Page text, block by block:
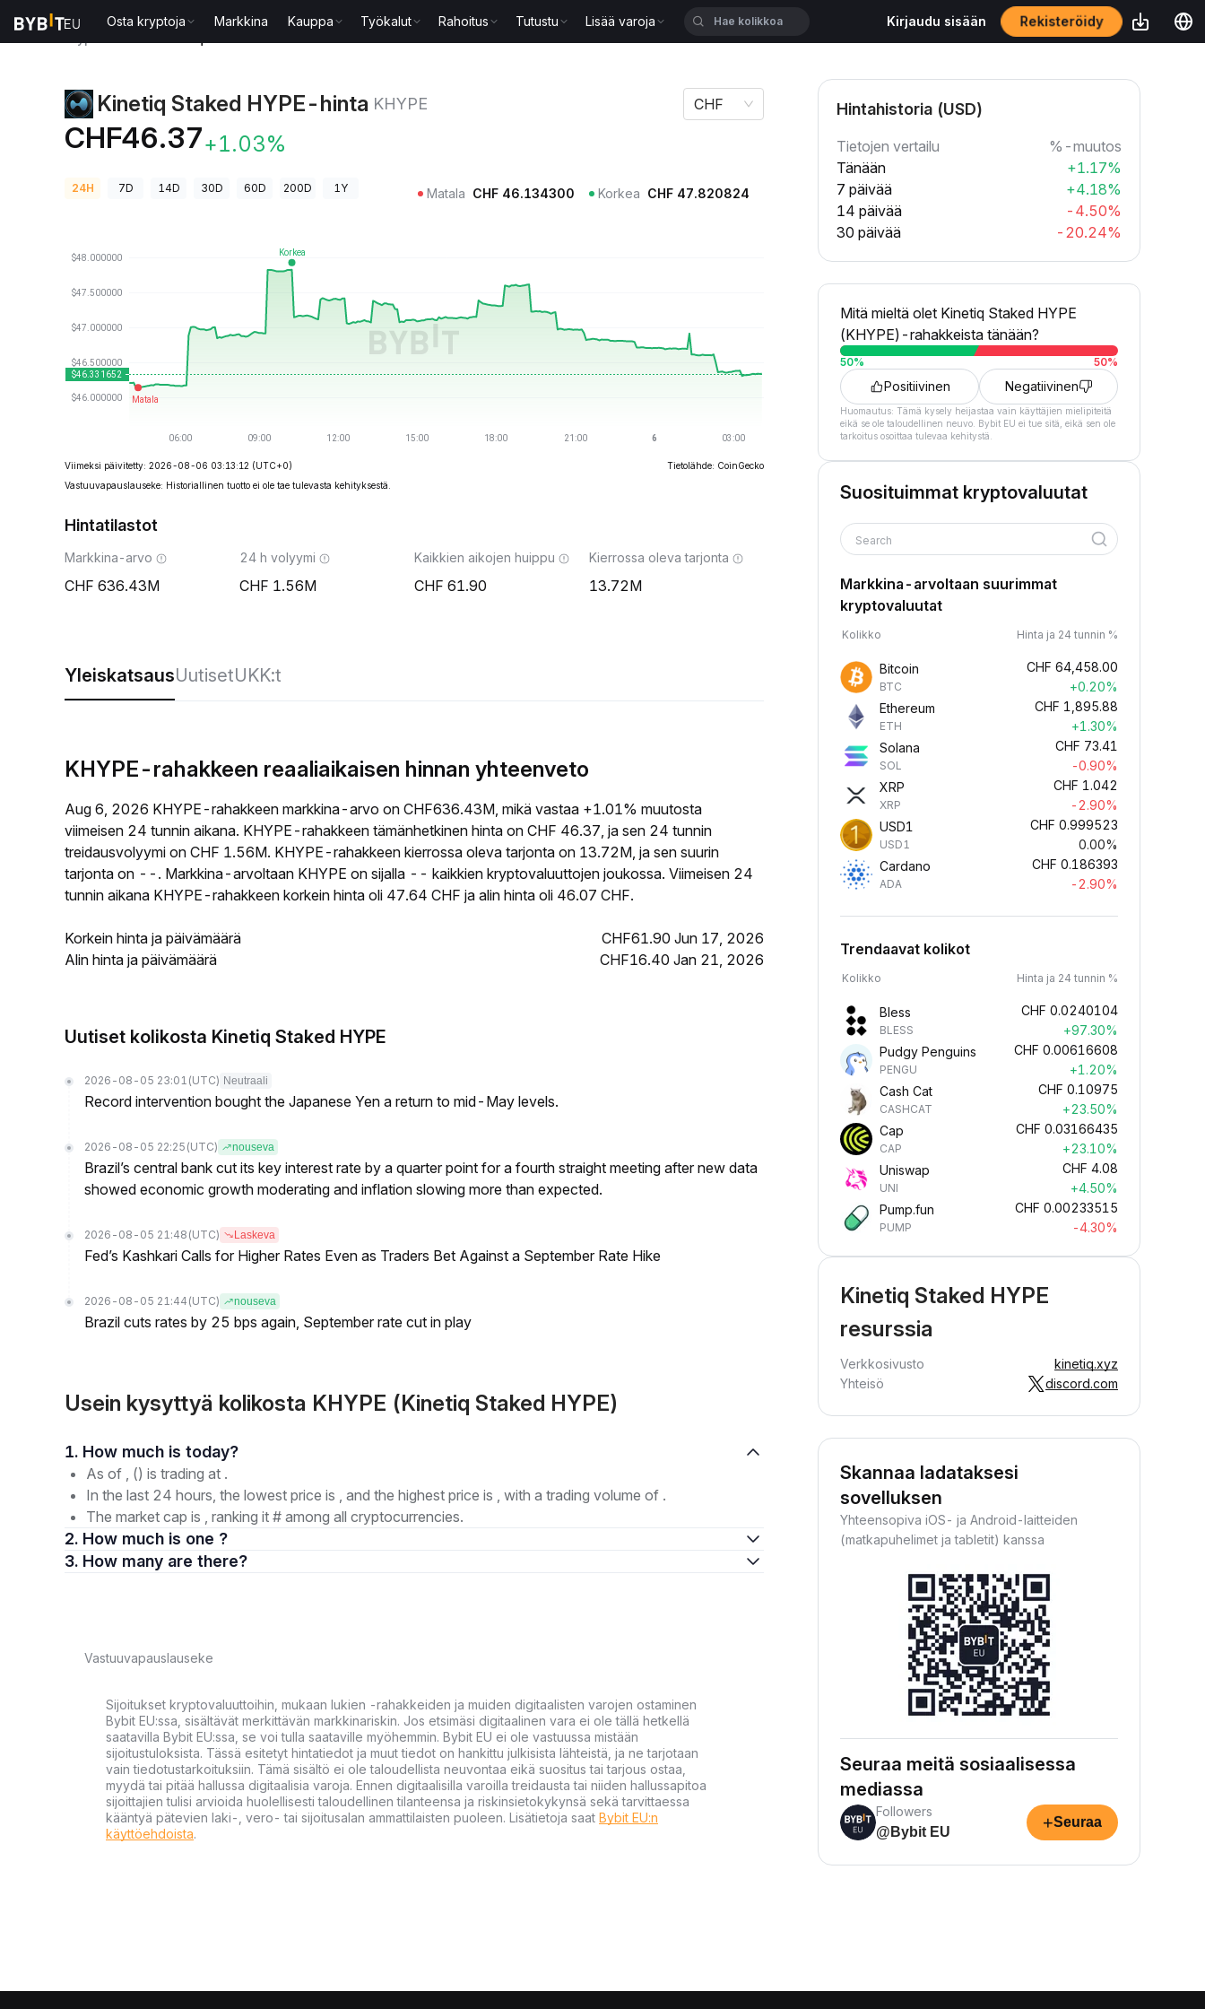
Osta kryptoja Markkina Kauppa Työkalut Rahoitus Tutustu Lisää varoja Kirjaudu sisään Rekisteröidy
Kinetiq Staked HYPE-hinta KHYPE
CHF46.37+1.03%
CHF
24H 7D 14D 30D 60D 200D 1Y Matala CHF 46.134300 Korkea CHF 47.820824
Viimeksi päivitetty: 2026-08-06 03:13:12 (UTC+0)
Tietolähde: CoinGecko
Vastuuvapauslauseke: Historiallinen tuotto ei ole tae tulevasta kehityksestä.
Hintatilastot
Markkina-arvo
636.43M
24 h volyymi
1.56M
Kaikkien aikojen huippu
61.90
Kierrossa oleva tarjonta
13.72M
YleiskatsausUutisetUKK:t
KHYPE-rahakkeen reaaliaikaisen hinnan yhteenveto
Aug 6, 2026 KHYPE-rahakkeen markkina-arvo on CHF636.43M, mikä vastaa +1.01% muutosta
viimeisen 24 tunnin aikana. KHYPE-rahakkeen tämänhetkinen hinta on CHF 46.37, ja sen 24 tunnin
treidausvolyymi on CHF 1.56M. KHYPE-rahakkeen kierrossa oleva tarjonta on 13.72M, ja sen suurin
tarjonta on --. Markkina-arvoltaan KHYPE on sijalla -- kaikkien kryptovaluuttojen joukossa. Viimeisen 24
tunnin aikana KHYPE-rahakkeen korkein hinta oli 47.64 CHF ja alin hinta oli 46.07 CHF.
Korkein hinta ja päivämäärä
CHF61.90 Jun 17, 2026
Alin hinta ja päivämäärä
CHF16.40 Jan 21, 2026
Uutiset kolikosta Kinetiq Staked HYPE
2026-08-05 23:01 (UTC) Neutraali
Record intervention bought the Japanese Yen a return to mid-May levels.
2026-08-05 22:25 (UTC) nouseva
Brazil’s central bank cut its key interest rate by a quarter point for a fourth straight meeting after new data
showed economic growth moderating and inflation slowing more than expected.
2026-08-05 21:48 (UTC) Laskeva
Fed’s Kashkari Calls for Higher Rates Even as Traders Bet Against a September Rate Hike
2026-08-05 21:44 (UTC) nouseva
Brazil cuts rates by 25 bps again, September rate cut in play
Usein kysyttyä kolikosta KHYPE (Kinetiq Staked HYPE)
1. How much is today?
As of , () is trading at .
In the last 24 hours, the lowest price is , and the highest price is , with a trading volume of .
The market cap is , ranking it # among all cryptocurrencies.
2. How much is one ?
3. How many are there?
Vastuuvapauslauseke
Sijoitukset kryptovaluuttoihin, mukaan lukien -rahakkeiden ja muiden digitaalisten varojen ostaminen
Bybit EU:ssa, sisältävät merkittävän markkinariskin. Jos etsimäsi digitaalinen vara ei ole tällä hetkellä
saatavilla Bybit EU:ssa, se voi tulla saataville myöhemmin. Bybit EU ei ole vastuussa mistään
sijoitustuloksista. Tässä esitetyt hintatiedot ja muut tiedot on hankittu julkisista lähteistä, ja ne tarjotaan
vain tiedotustarkoituksiin. Tämä sisältö ei ole taloudellista neuvontaa eikä suositus tai tarjous ostaa,
myydä tai pitää hallussa digitaalisia varoja. Ennen digitaalisilla varoilla treidausta tai niiden hallussapitoa
sijoittajien tulisi arvioida huolellisesti taloudellinen tilanteensa ja riskinsietokykynsä sekä tarvittaessa
kääntyä pätevien laki-, vero- tai sijoitusalan ammattilaisten puoleen. Lisätietoja saat Bybit EU:n
käyttöehdoista.
Hintahistoria (USD)
Tietojen vertailu
%-muutos
Tänään
+1.17%
7 päivää
+4.18%
14 päivää
-4.50%
30 päivää
-20.24%
Mitä mieltä olet Kinetiq Staked HYPE
(KHYPE)-rahakkeista tänään?
50% 50%
Positiivinen Negatiivinen
Huomautus: Tämä kysely heijastaa vain käyttäjien mielipiteitä
eikä se ole taloudellinen neuvo. Bybit EU ei tue sitä, eikä sen ole
tarkoitus osoittaa tulevaa kehitystä.
Suosituimmat kryptovaluutat
Search
Markkina-arvoltaan suurimmat
kryptovaluutat
Kolikko Hinta ja 24 tunnin %
Bitcoin
BTC
CHF 64,458.00
+0.20%
Ethereum
ETH
CHF 1,895.88
+1.30%
Solana
SOL
CHF 73.41
-0.90%
XRP
XRP
CHF 1.042
-2.90%
USD1
USD1
CHF 0.999523
0.00%
Cardano
ADA
CHF 0.186393
-2.90%
Trendaavat kolikot
Kolikko Hinta ja 24 tunnin %
Bless
BLESS
CHF 0.0240104
+97.30%
Pudgy Penguins
PENGU
CHF 0.00616608
+1.20%
Cash Cat
CASHCAT
CHF 0.10975
+23.50%
Cap
CAP
CHF 0.03166435
+23.10%
Uniswap
UNI
CHF 4.08
+4.50%
Pump.fun
PUMP
CHF 0.00233515
-4.30%
Kinetiq Staked HYPE
resurssia
Verkkosivusto
kinetiq.xyz
Yhteisö
discord.com
Skannaa ladataksesi
sovelluksen
Yhteensopiva iOS- ja Android-laitteiden
(matkapuhelimet ja tabletit) kanssa
Seuraa meitä sosiaalisessa
mediassa
Followers
@Bybit EU
+Seuraa